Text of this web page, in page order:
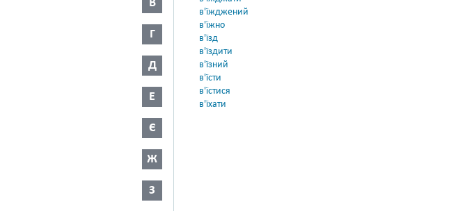
В
Г
Д
Е
Є
Ж
З
в'їжджений
в'їжно
в'їзд
в'їздити
в'їзний
в'їсти
в'їстися
в'їхати